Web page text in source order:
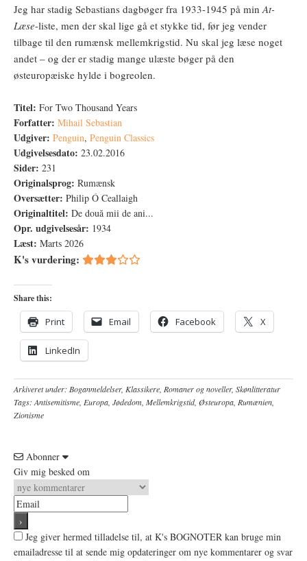
Jeg har stadig Sebastians dagbøger fra 1933-1945 på minAt-
Læse-liste, men der skal lige gå et stykke tid, før jeg vender
tilbage til den rumænsk mellemkrigstid. Nu skal jeg læse noget
andet – og der er stadig mange ulæste bøger på den
østeuropæiske hylde i bogreolen.
Titel: For Two Thousand Years
Forfatter: Mihail Sebastian
Udgiver: Penguin, Penguin Classics
Udgivelsesdato: 23.02.2016
Sider: 231
Originalsprog: Rumænsk
Oversætter: Philip Ó Ceallaigh
Originaltitel: De două mii de ani...
Opr. udgivelsesår: 1934
Læst: Marts 2026
K's vurdering:
Share this:
Print Email Facebook X
LinkedIn
Arkiveret under: Boganmeldelser, Klassikere Romaner og noveller, Skønlitteratur
Tags: Antisemitisme Europa Jødedom Mellemkrigstid, Østeuropa Rumænien
Zionisme
Abonner
Giv mig besked om
Jeg giver hermed tilladelse til, at K's BOGNOTER kan bruge min
emailadresse til at sende mig opdateringer om nye kommentarer og svar